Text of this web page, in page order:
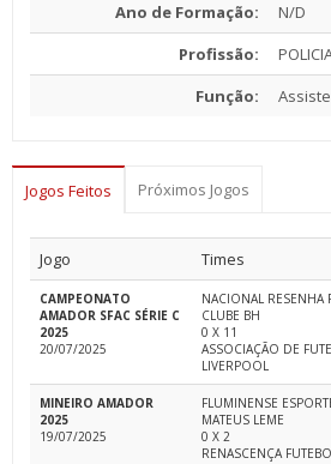
Ano de Formação:
N/D
Profissão:
Função:
Jogos Feitos Próximos Jogos
Jogo Times
CAMPEONATO
AMADOR SFAC SÉRIE C
2025
20/07/2025
NACIONAL RESENHA
CLUBE BH
0 X 11
ASSOCIAÇÃO DE
LIVERPOOL
MINEIRO AMADOR
2025
19/07/2025
FLUMINENSE
MATEUS LEME
0 X 2
RENASCENÇA